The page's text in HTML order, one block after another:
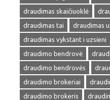
draudimas skaičiuoklė
draudimas tai
draudimas
draudimas vykstant i uzsieni
draudimo bendrovė
draudimo bendrovės
draudimo brokeriai
draudimo brokeris